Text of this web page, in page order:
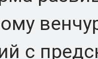
с